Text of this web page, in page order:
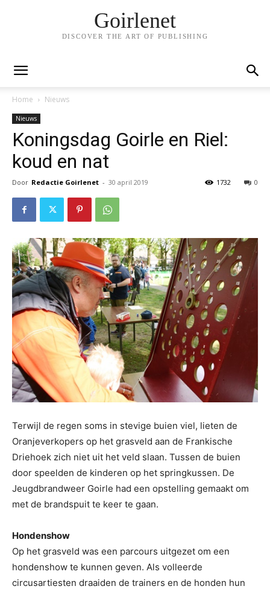
Goirlenet
DISCOVER THE ART OF PUBLISHING
Home Nieuws
Nieuws
Koningsdag Goirle en Riel:
koud en nat
Door Redactie Goirlenet - 30 april 2019 0
1732
Terwijl de regen soms in stevige buien viel, lieten de
Oranjeverkopers op het grasveld aan de Frankische
Driehoek zich niet uit het veld slaan. Tussen de buien
door speelden de kinderen op het springkussen. De
Jeugdbrandweer Goirle had een opstelling gemaakt om
met de brandspuit te keer te gaan.
Hondenshow
Op het grasveld was een parcours uitgezet om een
hondenshow te kunnen geven. Als volleerde
circusartiesten draaiden de trainers en de honden hun